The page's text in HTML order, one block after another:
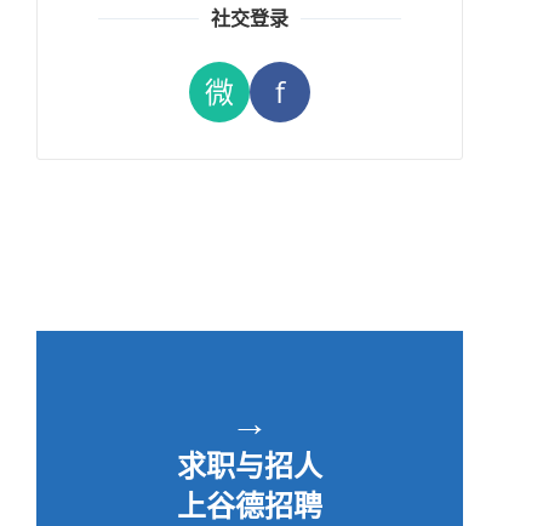
社交登录
微 f
→
求职与招人
上谷德招聘